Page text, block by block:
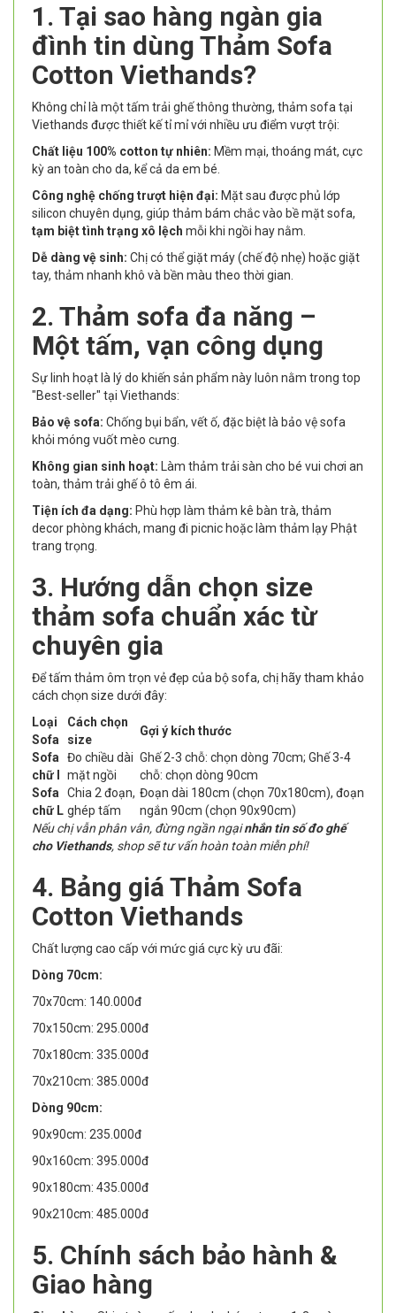
1. Tại sao hàng ngàn gia
đình tin dùng Thảm Sofa
Cotton Viethands?
Không chỉ là một tấm trải ghế thông thường, thảm sofa tại
Viethands được thiết kế tỉ mỉ với nhiều ưu điểm vượt trội:
Chất liệu 100% cotton tự nhiên: Mềm mại, thoáng mát, cực
kỳ an toàn cho da, kể cả da em bé.
Công nghệ chống trượt hiện đại: Mặt sau được phủ lớp
silicon chuyên dụng, giúp thảm bám chắc vào bề mặt sofa,
tạm biệt tình trạng xô lệch mỗi khi ngồi hay nằm.
Dễ dàng vệ sinh: Chị có thể giặt máy (chế độ nhẹ) hoặc giặt
tay, thảm nhanh khô và bền màu theo thời gian.
2. Thảm sofa đa năng –
Một tấm, vạn công dụng
Sự linh hoạt là lý do khiến sản phẩm này luôn nằm trong top
"Best-seller" tại Viethands:
Bảo vệ sofa: Chống bụi bẩn, vết ố, đặc biệt là bảo vệ sofa
khỏi móng vuốt mèo cưng.
Không gian sinh hoạt: Làm thảm trải sàn cho bé vui chơi an
toàn, thảm trải ghế ô tô êm ái.
Tiện ích đa dạng: Phù hợp làm thảm kê bàn trà, thảm
decor phòng khách, mang đi picnic hoặc làm thảm lạy Phật
trang trọng.
3. Hướng dẫn chọn size
thảm sofa chuẩn xác từ
chuyên gia
Để tấm thảm ôm trọn vẻ đẹp của bộ sofa, chị hãy tham khảo
cách chọn size dưới đây:
Loại
Sofa
Cách chọn
size
Gợi ý kích thước
Sofa
chữ I
Đo chiều dài
mặt ngồi
Ghế 2-3 chỗ: chọn dòng 70cm; Ghế 3-4
chỗ: chọn dòng 90cm
Sofa
chữ L
Chia 2 đoạn,
ghép tấm
Đoạn dài 180cm (chọn 70x180cm), đoạn
ngắn 90cm (chọn 90x90cm)
Nếu chị vẫn phân vân, đừng ngần ngạinhắn tin số đo ghế
cho Viethands, shop sẽ tư vấn hoàn toàn miễn phí!
4. Bảng giá Thảm Sofa
Cotton Viethands
Chất lượng cao cấp với mức giá cực kỳ ưu đãi:
Dòng 70cm:
70x70cm: 140.000đ
70x150cm: 295.000đ
70x180cm: 335.000đ
70x210cm: 385.000đ
Dòng 90cm:
90x90cm: 235.000đ
90x160cm: 395.000đ
90x180cm: 435.000đ
90x210cm: 485.000đ
5. Chính sách bảo hành &
Giao hàng